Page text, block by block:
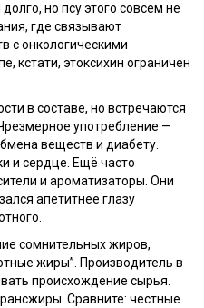
но псу этого совсем не
где связывают
с онкологическими
кстати, этоксихин ограничен
в составе, но встречаются
употребление —
веществ и диабету.
и сердце. Ещё часто
и ароматизаторы. Они
апетитнее глазу
сомнительных жиров,
жиры”. Производитель в
происхождение сырья.
Сравните: честные